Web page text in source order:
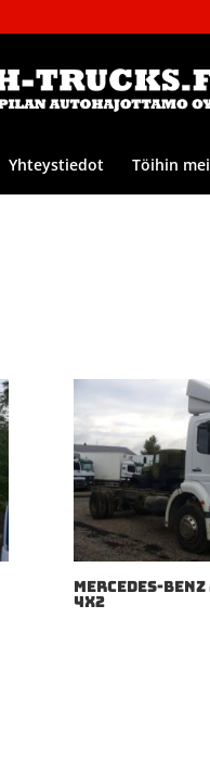
Yhteystiedot Töihin
MERCEDES-
4X2